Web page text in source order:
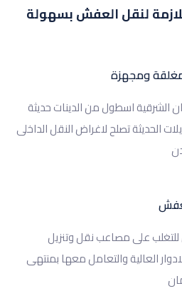
لنقل العفش بسهولة
ومجهزة
الشرقية اسطول من الدينات حديثة
الحديثة تصلح لاغراض النقل الداخلى
للتغلب على مصاعب نقل وتنزيل
العالية والتعامل معها بمنتهى